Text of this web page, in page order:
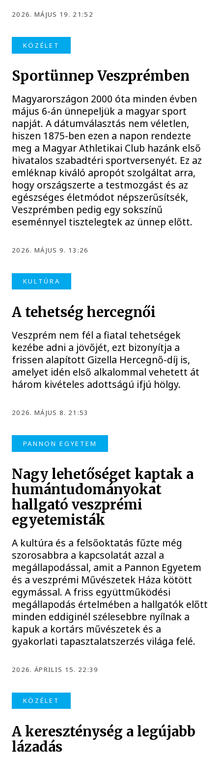
2026. MÁJUS 19. 21:52
KÖZÉLET
Sportünnep Veszprémben
Magyarországon 2000 óta minden évben
május 6-án ünnepeljük a magyar sport
napját. A dátumválasztás nem véletlen,
hiszen 1875-ben ezen a napon rendezte
meg a Magyar Athletikai Club hazánk első
hivatalos szabadtéri sportversenyét. Ez az
emléknap kiváló apropót szolgáltat arra,
hogy országszerte a testmozgást és az
egészséges életmódot népszerűsítsék,
Veszprémben pedig egy sokszínű
eseménnyel tisztelegtek az ünnep előtt.
2026. MÁJUS 9. 13:26
KULTÚRA
A tehetség hercegnői
Veszprém nem fél a fiatal tehetségek
kezébe adni a jövőjét, ezt bizonyítja a
frissen alapított Gizella Hercegnő-díj is,
amelyet idén első alkalommal vehetett át
három kivételes adottságú ifjú hölgy.
2026. MÁJUS 8. 21:53
PANNON EGYETEM
Nagy lehetőséget kaptak a
humántudományokat
hallgató veszprémi
egyetemisták
A kultúra és a felsőoktatás fűzte még
szorosabbra a kapcsolatát azzal a
megállapodással, amit a Pannon Egyetem
és a veszprémi Művészetek Háza kötött
egymással. A friss együttműködési
megállapodás értelmében a hallgatók előtt
minden eddiginél szélesebbre nyílnak a
kapuk a kortárs művészetek és a
gyakorlati tapasztalatszerzés világa felé.
2026. ÁPRILIS 15. 22:39
KÖZÉLET
A kereszténység a legújabb
lázadás